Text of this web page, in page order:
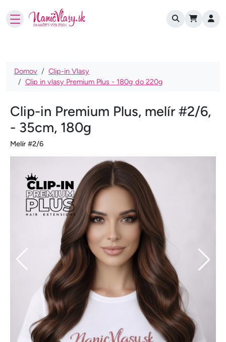
User account
Omrvinka
Domov
Clip-in Vlasy
Clip in vlasy Premium Plus - 180g do 220g
Clip-in Premium Plus, melír #2/6,
- 35cm, 180g
Melír #2/6